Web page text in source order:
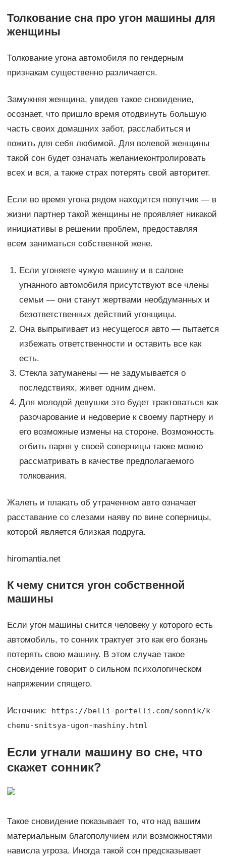
Толкование сна про угон машины для
женщины
Толкование угона автомобиля по гендерным
признакам существенно различается.
Замужняя женщина, увидев такое сновидение,
осознает, что пришло время отодвинуть большую
часть своих домашних забот, расслабиться и
пожить для себя любимой. Для волевой женщины
такой сон будет означать желаниеконтролировать
всех и вся, а также страх потерять свой авторитет.
Если во время угона рядом находится попутчик — в
жизни партнер такой женщины не проявляет никакой
инициативы в решении проблем, предоставляя
всем заниматься собственной жене.
Если угоняете чужую машину и в салоне
угнанного автомобиля присутствуют все члены
семьи — они станут жертвами необдуманных и
безответственных действий угонщицы.
Она выпрыгивает из несущегося авто — пытается
избежать ответственности и оставить все как
есть.
Стекла затуманены — не задумывается о
последствиях, живет одним днем.
Для молодой девушки это будет трактоваться как
разочарование и недоверие к своему партнеру и
его возможные измены на стороне. Возможность
отбить парня у своей соперницы также можно
рассматривать в качестве предполагаемого
толкования.
Жалеть и плакать об утраченном авто означает
расставание со слезами наяву по вине соперницы,
которой является близкая подруга.
hiromantia.net
К чему снится угон собственной
машины
Если угон машины снится человеку у которого есть
автомобиль, то сонник трактует это как его боязнь
потерять свою машину. В этом случае такое
сновидение говорит о сильном психологическом
напряжении спящего.
Источник:
https://belli-portelli.com/sonnik/k-
chemu-snitsya-ugon-mashiny.html
Если угнали машину во сне, что
скажет сонник?
Такое сновидение показывает то, что над вашим
материальным благополучием или возможностями
нависла угроза. Иногда такой сон предсказывает